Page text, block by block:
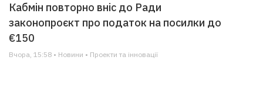
Кабмін повторно вніс до Ради
законопроєкт про податок на посилки до
€150
Вчора, 15:58 • Новини • Проекти та інновації